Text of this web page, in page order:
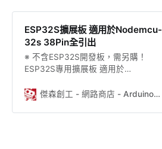
24位I²S接口。I²S接口允許INMP441
直接連接到數字處理器，如DSP和微
控制器，無需使用用於系統中的音頻
編解碼器。INMP441具有高信噪比，
是一款出色的選擇近場應用。
INMP441具有扁平寬帶頻率響應，導
具有高精度24位數據的數字I²S接
ESP32S擴展板 適用於Nodemcu-
32s 38Pin全引出
※ 不含ESP32S開發板，需另購！
ESP32S專用擴展板 適用於
哦！請留意。 38Pin全引出，無敵方傑森創工 - 網路商店 - Arduino、ESP32的專家，創客的好朋友